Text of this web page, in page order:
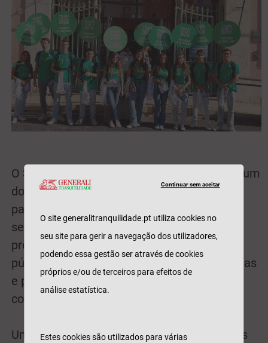
O Santa Casa Alfama regressou às ruas de um
dos bairros mais míticos de Lisboa, Alfama,
para uma nova edição nos dias 29 e 30 de
setembro e com um excelente cartaz. Os
promotores da Tranquilidade ajudaram o
público a movimentar-se entre as várias salas
e palcos (10 no total) das ruas de Lisboa e
com a distribuição dos nossos cup holders.
Um festival que mais uma vez que reuniu os
Continuar sem aceitar
O site generalitranquilidade.pt utiliza cookies no
seu site para gerir a navegação dos utilizadores,
podendo essa gestão ser através de cookies
próprios e/ou de terceiros para efeitos de
análise estatística.
Estes cookies são utilizados para várias